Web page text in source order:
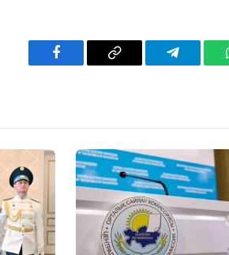
Facebook Copy
Telegram